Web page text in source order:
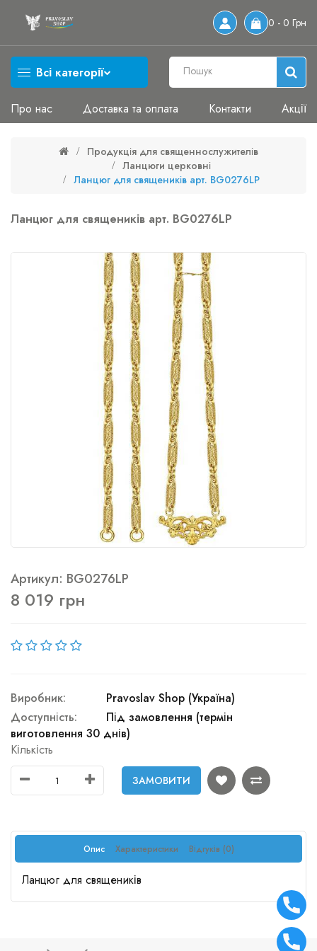
0 - 0 Грн
Всі категорії
Про нас Доставка та оплата Контакти Акції
Продукція для священнослужителів
Ланцюги церковні
Ланцюг для священиків арт. BG0276LP
Ланцюг для священиків арт. BG0276LP
Артикул: BG0276LP
8 019 грн
Виробник:
Pravoslav Shop (Україна)
Доступність:
Під замовлення (термін
виготовлення 30 днів)
Кількість
ЗАМОВИТИ
Опис Характеристики Відгуків (0)
Ланцюг для священиків